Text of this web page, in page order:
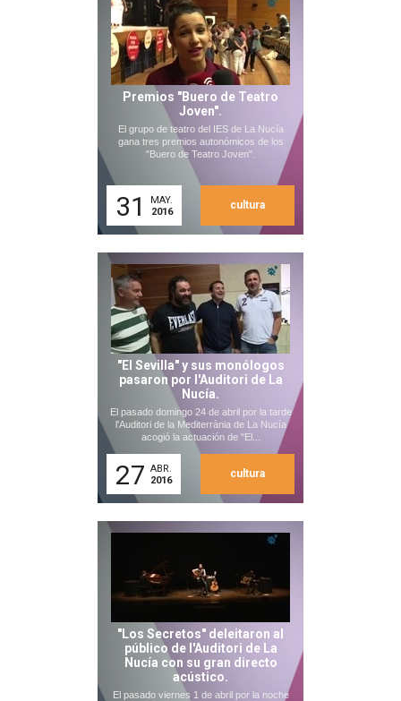
Premios "Buero de Teatro
Joven".
El grupo de teatro del IES de La Nucía
gana tres premios autonómicos de los
"Buero de Teatro Joven".
31
MAY.
2016
cultura
"El Sevilla" y sus monólogos
pasaron por l'Auditori de La
Nucía.
El pasado domingo 24 de abril por la tarde
l'Auditori de la Mediterrània de La Nucía
acogió la actuación de "El...
27 ABR.
2016
cultura
"Los Secretos" deleitaron al
público de l'Auditori de La
Nucía con su gran directo
acústico.
El pasado viernes 1 de abril por la noche